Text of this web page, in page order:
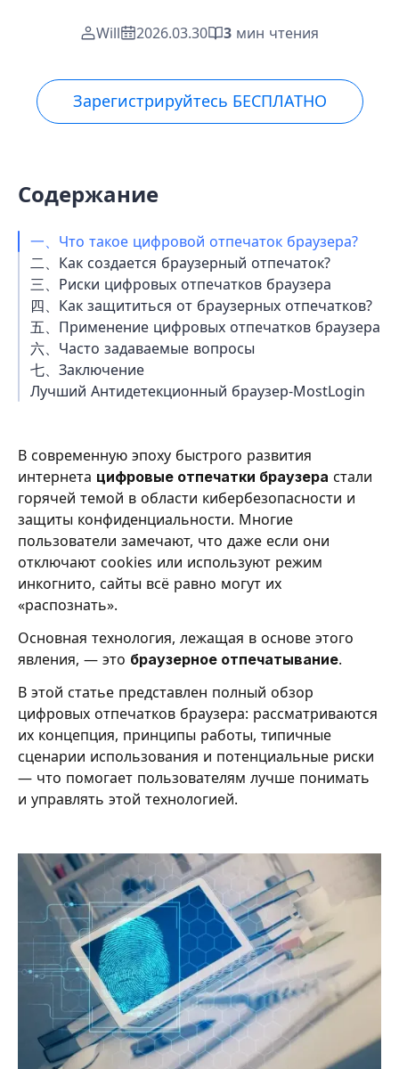
Will 2026.03.30 3 мин чтения
Зарегистрируйтесь БЕСПЛАТНО
Содержание
一、Что такое цифровой отпечаток браузера?
二、Как создается браузерный отпечаток?
三、Риски цифровых отпечатков браузера
四、Как защититься от браузерных отпечатков?
五、Применение цифровых отпечатков браузера
六、Часто задаваемые вопросы
七、Заключение
Лучший Антидетекционный браузер-MostLogin
В современную эпоху быстрого развития
интернета цифровые отпечатки браузера стали
горячей темой в области кибербезопасности и
защиты конфиденциальности. Многие
пользователи замечают, что даже если они
отключают cookies или используют режим
инкогнито, сайты всё равно могут их
«распознать».
Основная технология, лежащая в основе этого
явления, — это браузерное отпечатывание.
В этой статье представлен полный обзор
цифровых отпечатков браузера: рассматриваются
их концепция, принципы работы, типичные
сценарии использования и потенциальные риски
— что помогает пользователям лучше понимать
и управлять этой технологией.